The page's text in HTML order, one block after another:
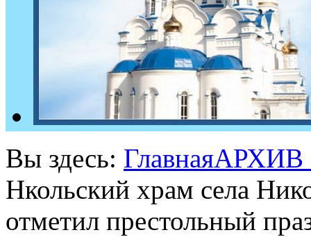
Вы здесь: Главная
Нкольский храм села
отметил престольный